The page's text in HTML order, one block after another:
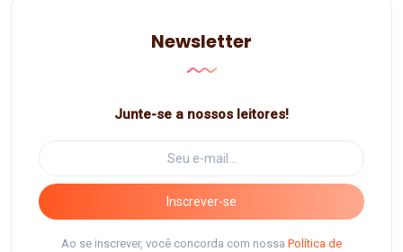
Newsletter
Junte-se a nossos leitores!
Inscrever-se
Ao se inscrever, você concorda com nossa Política de